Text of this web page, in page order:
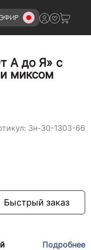
8 (800)777-72-69
А до Я» с
миксом
3н-30-1303-66
Быстрый заказ
Подробнее